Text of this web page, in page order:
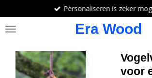
direct
naar
hoofdinhoud
Era Wood
Personaliseren is zeker
voor